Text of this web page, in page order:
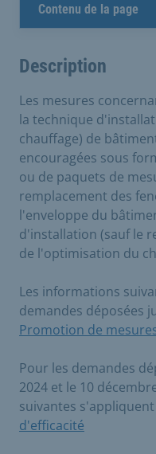
Contenu de la page
Description
Les mesures
la technique
chauffage) de
encouragées sous
ou de paquets de
remplacement des
l'enveloppe du
d'installation (sauf le
de l'optimisation du
Les informations
demandes déposées
Promotion de
Pour les demandes
2024 et le 10
suivantes s'appliquent
d'efficacité